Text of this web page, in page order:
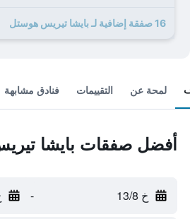
16 صفقة إضافية لـ بايشا تيريس هوستل
لمحة عن التقييمات فنادق مشابهة
أفضل صفقات بايشا
خ 13/8 -